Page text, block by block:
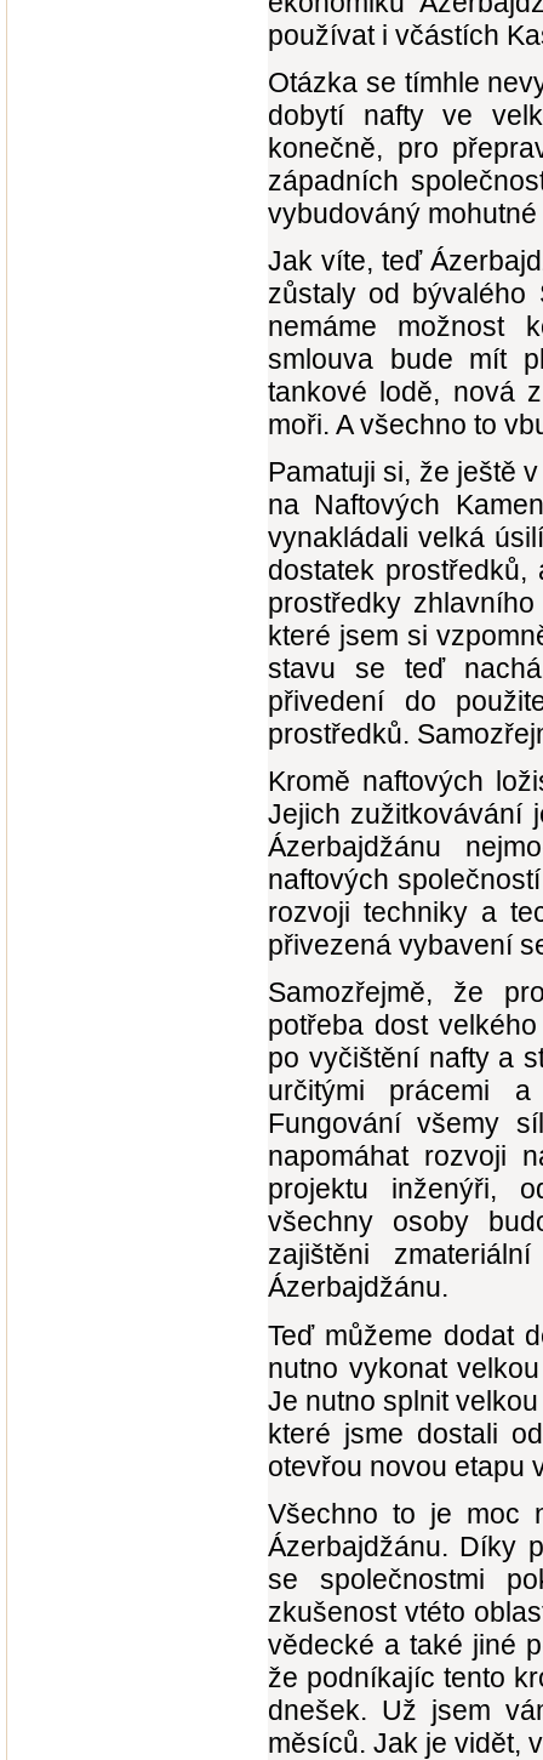
používat i včástích
Otázka se tímhle
dobytí nafty ve
konečně, pro
západních
vybudováný
Jak víte, teď
zůstaly od bývalého
nemáme možnost
smlouva bude mít
tankové lodě, nová
moři. A všechno to
Pamatuji si, že ještě
na Naftových
vynakládali velká
dostatek
prostředky
které jsem si
stavu se teď
přivedení do
prostředků.
Kromě naftových
Jejich zužitkovávání
Ázerbajdžánu
naftových
rozvoji techniky a
přivezená vybavení
Samozřejmě, že
potřeba dost
po vyčištění nafty a
určitými prácemi
Fungování všemy
napomáhat rozvoji
projektu inženýři,
všechny osoby
zajištěni
Ázerbajdžánu.
Teď můžeme dodat
nutno vykonat
Je nutno splnit
které jsme dostali
otevřou novou etapu
Všechno to je moc
Ázerbajdžánu. Díky
se společnostmi
zkušenost vtéto
vědecké a také jiné
že podníkajíc tento
dnešek. Už jsem
měsíců. Jak je vidět,